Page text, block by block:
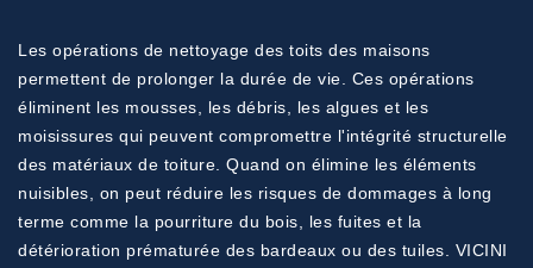
Les opérations de nettoyage des toits des maisons
permettent de prolonger la durée de vie. Ces opérations
éliminent les mousses, les débris, les algues et les
moisissures qui peuvent compromettre l'intégrité structurelle
des matériaux de toiture. Quand on élimine les éléments
nuisibles, on peut réduire les risques de dommages à long
terme comme la pourriture du bois, les fuites et la
détérioration prématurée des bardeaux ou des tuiles. VICINI